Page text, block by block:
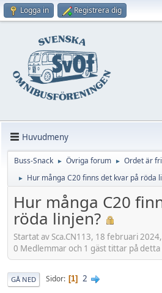
Logga in Registrera dig
Huvudmeny
Buss-Snack ► Övriga forum ► Ordet är
► Hur många C20 finns det kvar på röda
Hur många C20
röda linjen?
Startat av Sca.CN113, 18 februari
0 Medlemmar och 1 gäst tittar på detta
GÅ NED Sidor 1 2